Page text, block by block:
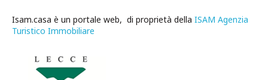
Isam.casa è un portale web, di proprietà della ISAM Agenzia
Turistico Immobiliare